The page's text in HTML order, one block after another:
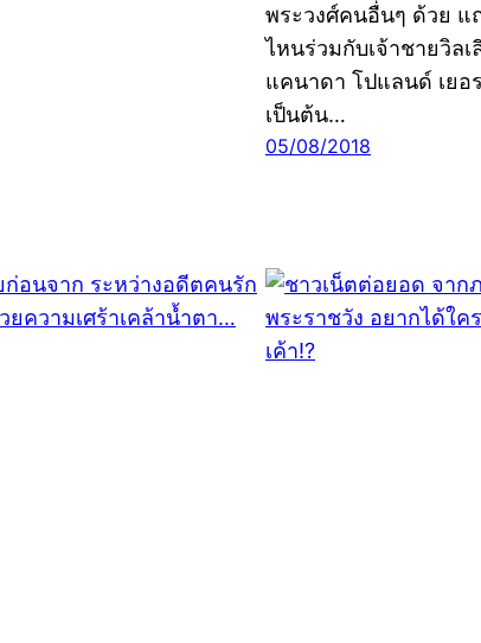
พระวงศ์คนอื่นๆ ด้วย แ
ไหนร่วมกับเจ้าชายวิล
แคนาดา โปแลนด์ เยอ
เป็นต้น…
05/08/2018